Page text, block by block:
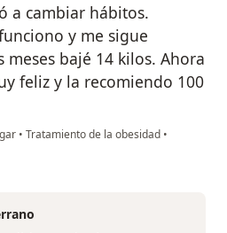
a cambiar hábitos.
y me sigue
meses bajé 14 kilos. Ahora
feliz y la recomiendo 100
• Tratamiento de la obesidad •